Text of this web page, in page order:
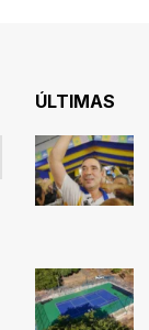
ÚLTIMAS